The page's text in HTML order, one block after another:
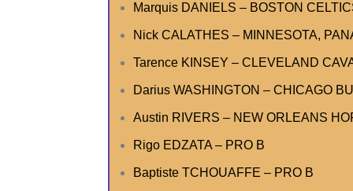
Marquis DANIELS – BOSTON
Nick CALATHES – MINNESOTA,
Tarence KINSEY – CLEVELAND
Darius WASHINGTON – CHICAGO
Austin RIVERS – NEW ORLEANS
Rigo EDZATA – PRO B
Baptiste TCHOUAFFE – PRO B